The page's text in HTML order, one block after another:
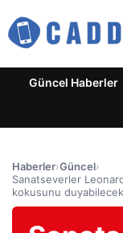
Güncel Haberler
Haberler›Güncel›
Sanatseverler
kokusunu duyabilecek